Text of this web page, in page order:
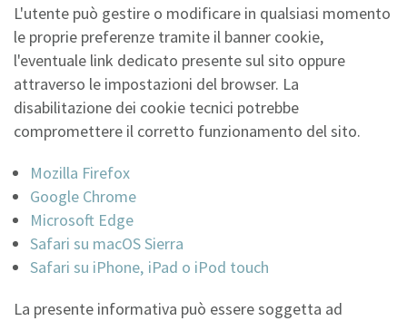
L'utente può gestire o modificare in qualsiasi momento
le proprie preferenze tramite il banner cookie,
l'eventuale link dedicato presente sul sito oppure
attraverso le impostazioni del browser. La
disabilitazione dei cookie tecnici potrebbe
compromettere il corretto funzionamento del sito.
Mozilla Firefox
Google Chrome
Microsoft Edge
Safari su macOS Sierra
Safari su iPhone‚ iPad o iPod touch
La presente informativa può essere soggetta ad